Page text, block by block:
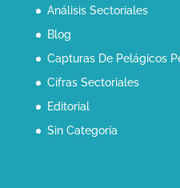
Análisis Sectoriales
Blog
Capturas De Pelágicos
Cifras Sectoriales
Editorial
Sin Categoría